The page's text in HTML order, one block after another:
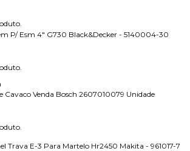
P/ Esm 4" G730 Black&Decker - 5140004-30
Venda Bosch 2607010079 Unidade
Trava E-3 Para Martelo Hr2450 Makita - 961017-7